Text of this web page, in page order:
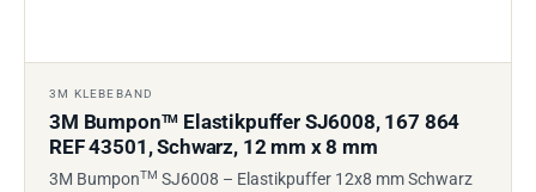
3M KLEBEBAND
3M BumponTM Elastikpuffer SJ6008, 167 864
REF 43501, Schwarz, 12 mm x 8 mm
3M BumponTM SJ6008 – Elastikpuffer 12x8 mm Schwarz